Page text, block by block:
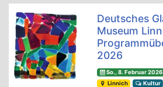
Deutsches
Museum
2026
So., 8. Februar
Linnich
Kultur